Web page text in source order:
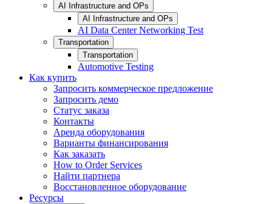
AI Infrastructure and OPs
AI Infrastructure and OPs
AI Data Center Networking Test
Transportation
Transportation
Automotive Testing
Как купить
Запросить коммерческое предложение
Запросить демо
Статус заказа
Контакты
Аренда оборудования
Варианты финансирования
Как заказать
How to Order Services
Найти партнера
Восстановленное оборудование
Ресурсы